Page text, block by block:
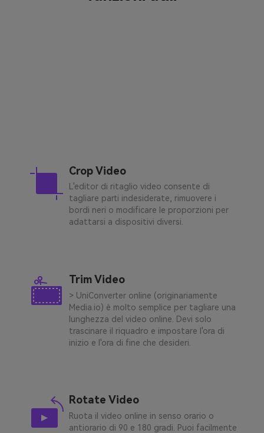
Crop Video
L'editor di ritaglio video consente di
tagliare parti indesiderate, rimuovere i
bordi neri o modificare le proporzioni per
adattarsi a dispositivi diversi.
Trim Video
> UniConverter online (originariamente
Media.io) è molto semplice per tagliare una
lunghezza del video online. Devi solo
trascinare il riquadro e impostare l'ora di
inizio e l'ora di fine che desideri.
Rotate Video
Ruota il video online in senso orario o
antiorario di 90 e 180 gradi. Puoi facilmente